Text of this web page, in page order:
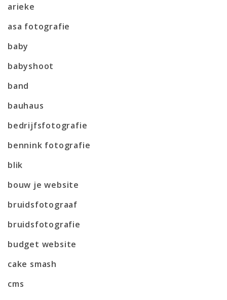
arieke
asa fotografie
baby
babyshoot
band
bauhaus
bedrijfsfotografie
bennink fotografie
blik
bouw je website
bruidsfotograaf
bruidsfotografie
budget website
cake smash
cms